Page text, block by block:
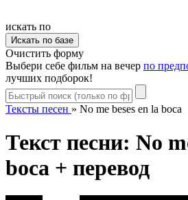
искать по
Очистить форму
Выбери себе фильм на вечер по
лучших подборок!
Тексты песен » No me beses en la boca
Текст песни: No
boca + перевод